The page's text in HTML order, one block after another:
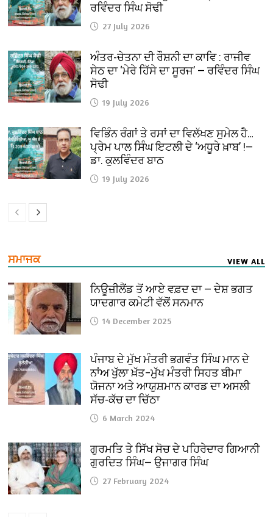
ਰਵਿੰਦਰ ਸਿੰਘ ਸੋਢੀ
27 July 2026
ਅੰਤਰ-ਚੇਤਨਾ ਦੀ ਰੌਸ਼ਨੀ ਦਾ ਕਾਵਿ : ਰਾਜੀਵ
ਸੇਠ ਦਾ ‘ਮੇਰੇ ਹਿੱਸੇ ਦਾ ਸੂਰਜ’ — ਰਵਿੰਦਰ ਸਿੰਘ
ਸੋਢੀ
19 July 2026
ਵਿਭਿੰਨ ਰੰਗਾਂ ਤੇ ਰਸਾਂ ਦਾ ਵਿਲੱਖਣ ਸੁਮੇਲ ਹੈ…
ਪ੍ਰੇਮ ਪਾਲ ਸਿੰਘ ਇਟਲੀ ਦੇ ‘ਅਧੂਰੇ ਖ਼ਾਬ’ !—
ਡਾ. ਕੁਲਵਿੰਦਰ ਬਾਠ
19 July 2026
ਸਮਾਜਕ VIEW ALL
ਨਿਊਜ਼ੀਲੈਂਡ ਤੋਂ ਆਏ ਵਫ਼ਦ ਦਾ — ਦੇਸ਼ ਭਗਤ
ਯਾਦਗਾਰ ਕਮੇਟੀ ਵੱਲੋਂ ਸਨਮਾਨ
14 December 2025
ਪੰਜਾਬ ਦੇ ਮੁੱਖ ਮੰਤਰੀ ਭਗਵੰਤ ਸਿੰਘ ਮਾਨ ਦੇ
ਨਾਂਅ ਖੁੱਲਾ ਖ਼ੱਤ–ਮੁੱਖ ਮੰਤਰੀ ਸਿਹਤ ਬੀਮਾ
ਯੋਜਨਾ ਅਤੇ ਆਯੁਸ਼ਮਾਨ ਕਾਰਡ ਦਾ ਅਸਲੀ
ਸੱਚ-ਕੱਚ ਦਾ ਚਿੱਠਾ
6 March 2024
ਗੁਰਮਤਿ ਤੇ ਸਿੱਖ ਸੋਚ ਦੇ ਪਹਿਰੇਦਾਰ ਗਿਆਨੀ
ਗੁਰਦਿਤ ਸਿੰਘ— ਉਜਾਗਰ ਸਿੰਘ
27 February 2024